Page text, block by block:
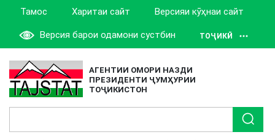
Тамос Харитаи сайт Версияи кӯҳнаи сайт
Версия барои одамони сустбин ТОҶИКӢ
АГЕНТИИ ОМОРИ НАЗДИ
ПРЕЗИДЕНТИ ҶУМҲУРИИ
ТОҶИКИСТОН